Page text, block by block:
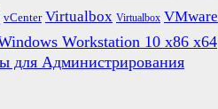
vCenter Virtualbox Virtualbox VMware
Workstation 10 x86 x64
для Администрирования